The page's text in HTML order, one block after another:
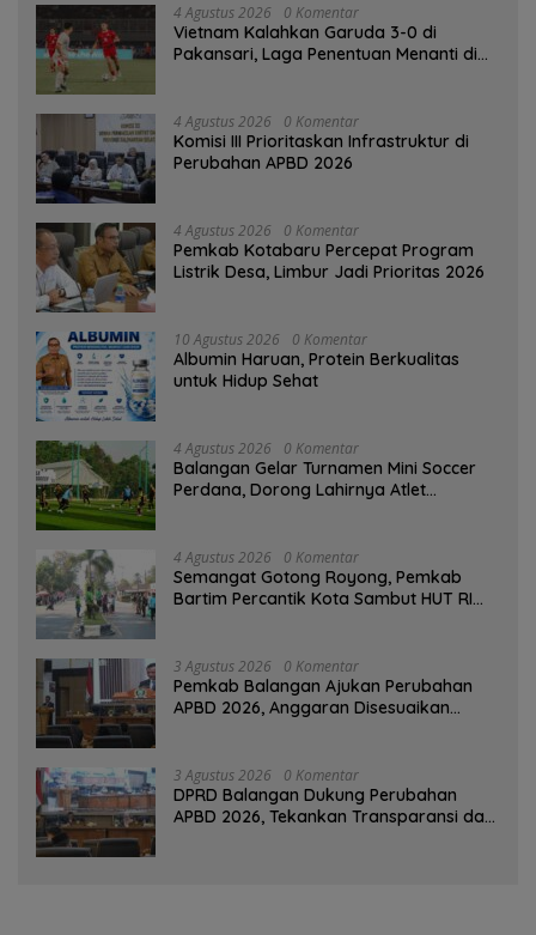
4 Agustus 2026 0 Komentar
Vietnam Kalahkan Garuda 3-0 di
Pakansari, Laga Penentuan Menanti di
4 Agustus 2026 0 Komentar
‎Komisi III Prioritaskan Infrastruktur di
Perubahan APBD 2026
4 Agustus 2026 0 Komentar
Pemkab Kotabaru Percepat Program
Listrik Desa, Limbur Jadi Prioritas 2026
10 Agustus 2026 0 Komentar
Albumin Haruan, Protein Berkualitas
untuk Hidup Sehat
4 Agustus 2026 0 Komentar
Balangan Gelar Turnamen Mini Soccer
Perdana, Dorong Lahirnya Atlet
4 Agustus 2026 0 Komentar
Semangat Gotong Royong, Pemkab
Bartim Percantik Kota Sambut HUT RI
3 Agustus 2026 0 Komentar
Pemkab Balangan Ajukan Perubahan
APBD 2026, Anggaran Disesuaikan
3 Agustus 2026 0 Komentar
DPRD Balangan Dukung Perubahan
APBD 2026, Tekankan Transparansi dan